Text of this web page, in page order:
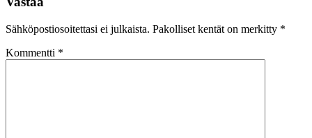
Sähköpostiosoitettasi ei julkaista. Pakolliset kentät on merkitty *
Kommentti *